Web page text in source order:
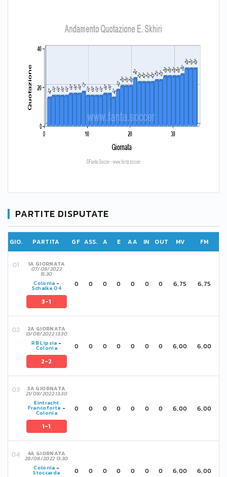
PARTITE DISPUTATE
GIO. PARTITA GF ASS. A E AA IN OUT MV FM
1A GIORNATA
07/08/2022
15:30
Colonia -
Schalke 04
3-1
0 0 0 0 0 0 0 6,75 6,75
2A GIORNATA
13/08/2022 13:30
RB Lipsia -
Colonia
2-2
0 0 0 0 0 0 0 6,00 6,00
3A GIORNATA
21/08/2022 13:30
Eintracht
Francoforte -
Colonia
1-1
0 0 0 0 0 0 0 6,00 6,00
4A GIORNATA
28/08/2022 13:30
Colonia -
Stoccarda 0 0 0 0 0 0 0 6,00 6,00